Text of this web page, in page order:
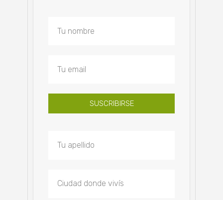
SUSCRIBIRSE